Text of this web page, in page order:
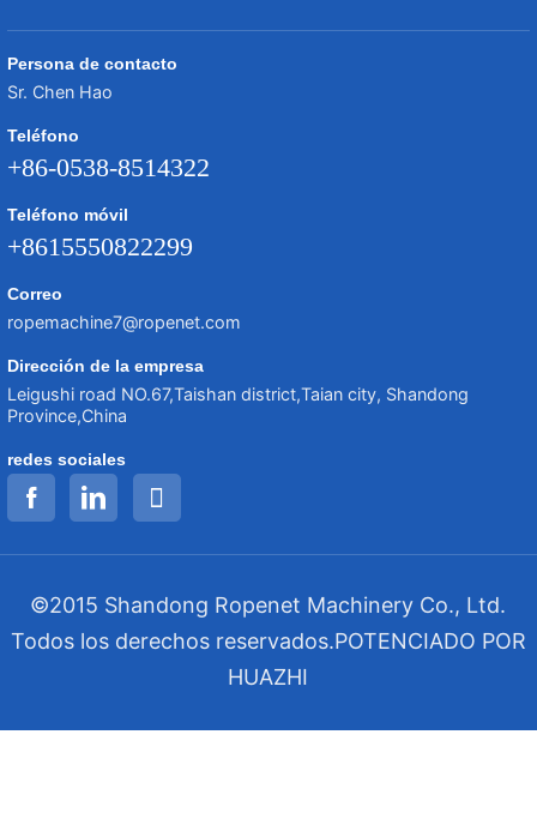
Persona de contacto
Sr. Chen Hao
Teléfono
+86-0538-8514322
Teléfono móvil
+8615550822299
Correo
ropemachine7@ropenet.com
Dirección de la empresa
Leigushi road NO.67,Taishan district,Taian city, Shandong
Province,China
redes sociales
©2015 Shandong Ropenet Machinery Co., Ltd.
Todos los derechos reservados.POTENCIADO POR
HUAZHI